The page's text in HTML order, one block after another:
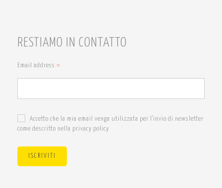
RESTIAMO IN CONTATTO
Email address *
Accetto che la mia email venga utilizzata per l'invio di newsletter
come descritto nella privacy policy
ISCRIVITI